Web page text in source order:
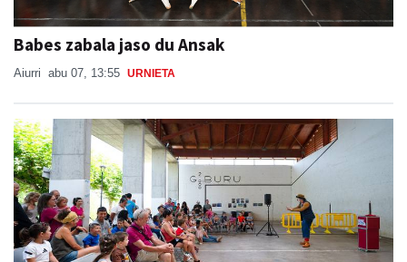
Babes zabala jaso du Ansak
Aiurri abu 07, 13:55 URNIETA